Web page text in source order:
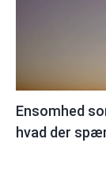
Ensomhed
hvad der